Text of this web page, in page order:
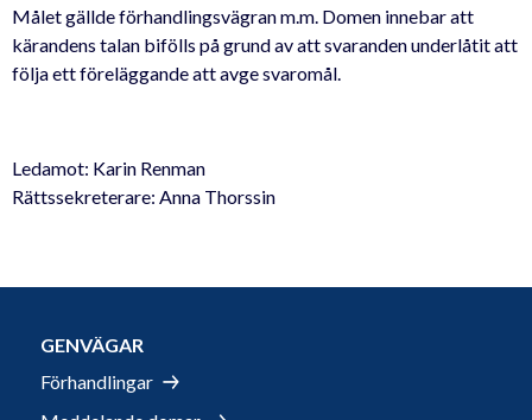
Målet gällde förhandlingsvägran m.m. Domen innebar att
kärandens talan bifölls på grund av att svaranden underlåtit att
följa ett föreläggande att avge svaromål.
Ledamot: Karin Renman
Rättssekreterare: Anna Thorssin
GENVÄGAR
Förhandlingar